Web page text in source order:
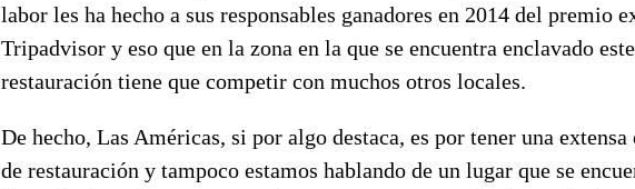
labor les ha hecho a sus responsables ganadores en 2014 del premio
Tripadvisor y eso que en la zona en la que se encuentra enclavado
restauración tiene que competir con muchos otros locales.
De hecho, Las Américas, si por algo destaca, es por tener una
de restauración y tampoco estamos hablando de un lugar que se